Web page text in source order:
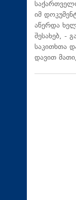
იმ
აწერდა
შესახებ, -
საკითხთა
დავით